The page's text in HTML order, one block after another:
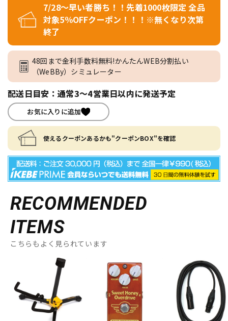
7/28～早い者勝ち！！先着1000枚限定 全品
対象5％OFFクーポン！！！※無くなり次第
終了
48回まで金利手数料無料!かんたんWEB分割払い
（WeBBy）シミュレーター
配送日目安：通常3～4営業日以内に発送予定
お気に入りに追加
使えるクーポンあるかも"クーポンBOX"を確認
RECOMMENDED
ITEMS
こちらもよく見られています